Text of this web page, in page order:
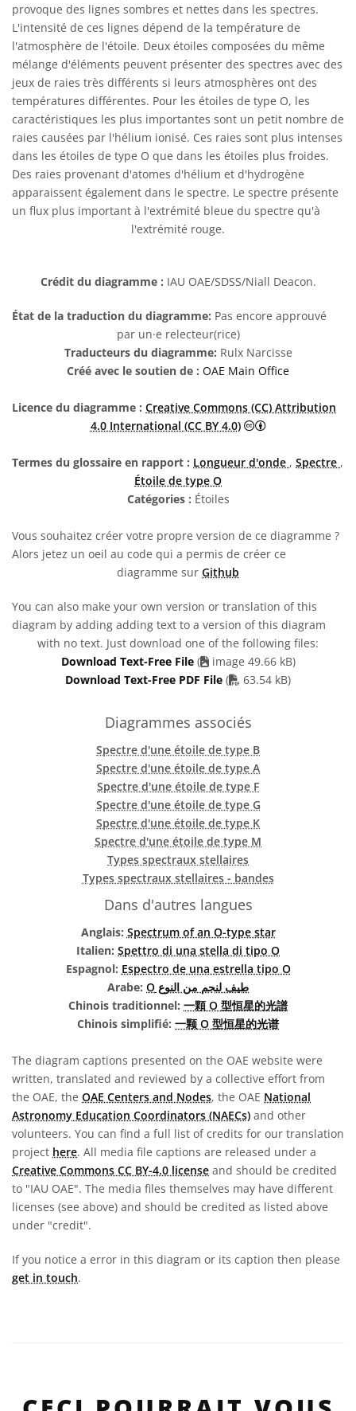
provoque des lignes sombres et nettes dans les spectres.
L'intensité de ces lignes dépend de la température de
l'atmosphère de l'étoile. Deux étoiles composées du même
mélange d'éléments peuvent présenter des spectres avec des
jeux de raies très différents si leurs atmosphères ont des
températures différentes. Pour les étoiles de type O, les
caractéristiques les plus importantes sont un petit nombre de
raies causées par l'hélium ionisé. Ces raies sont plus intenses
dans les étoiles de type O que dans les étoiles plus froides.
Des raies provenant d'atomes d'hélium et d'hydrogène
apparaissent également dans le spectre. Le spectre présente
un flux plus important à l'extrémité bleue du spectre qu'à
l'extrémité rouge.
Crédit du diagramme : IAU OAE/SDSS/Niall Deacon.
État de la traduction du diagramme: Pas encore approuvé
par un·e relecteur(rice)
Traducteurs du diagramme: Rulx Narcisse
Créé avec le soutien de : OAE Main Office
Licence du diagramme : Creative Commons (CC) Attribution
4.0 International (CC BY 4.0)
Creative
Termes du glossaire en rapport : Longueur d'onde , Spectre ,
Étoile de type O
Catégories : Étoiles
Vous souhaitez créer votre propre version de ce diagramme ?
Alors jetez un oeil au code qui a permis de créer ce
diagramme sur Github
You can also make your own version or translation of this
diagram by adding adding text to a version of this diagram
with no text. Just download one of the following files:
Download Text-Free File( image 49.66 kB)
Download Text-Free PDF File ( PDF file
63.54 kB)
Diagrammes associés
Spectre d'une étoile de type B
Spectre d'une étoile de type A
Spectre d'une étoile de type F
Spectre d'une étoile de type G
Spectre d'une étoile de type K
Spectre d'une étoile de type M
Types spectraux stellaires
Types spectraux stellaires - bandes
Dans d'autres langues
Anglais: Spectrum of an O-type star
Italien: Spettro di una stella di tipo O
Espagnol: Espectro de una estrella tipo O
Arabe:
طيف لنجم من النوع O
Chinois traditionnel: 一顆 O 型恒星的光譜
Chinois simplifié: 一颗 O 型恒星的光谱
The diagram captions presented on the OAE website were
written, translated and reviewed by a collective effort from
the OAE, the OAE Centers and Nodes, the OAE National
Astronomy Education Coordinators (NAECs) and other
volunteers. You can find a full list of credits for our translation
project here. All media file captions are released under a
Creative Commons CC BY-4.0 license and should be credited
to "IAU OAE". The media files themselves may have different
licenses (see above) and should be credited as listed above
under "credit".
If you notice a error in this diagram or its caption then please
get in touch.